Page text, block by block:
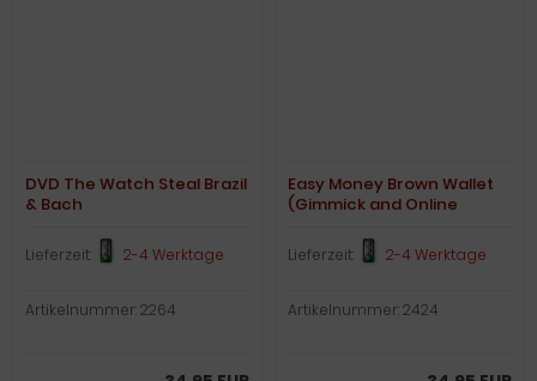
DVD The Watch Steal Brazil
& Bach
Lieferzeit: 2-4 Werktage
Artikelnummer: 2264
Easy Money Brown Wallet
(Gimmick and Online
Kennard
Lieferzeit: 2-4 Werktage
Artikelnummer: 2424